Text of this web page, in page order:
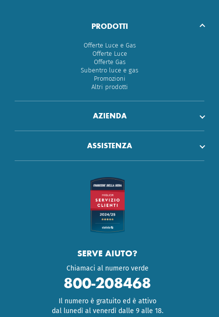
PRODOTTI
Offerte Luce e Gas
Offerte Luce
Offerte Gas
Subentro luce e gas
Promozioni
Altri prodotti
AZIENDA
ASSISTENZA
SERVE AIUTO?
Chiamaci al numero verde
800-208468
Il numero è gratuito ed è attivo
dal lunedì al venerdì dalle 9 alle 18.